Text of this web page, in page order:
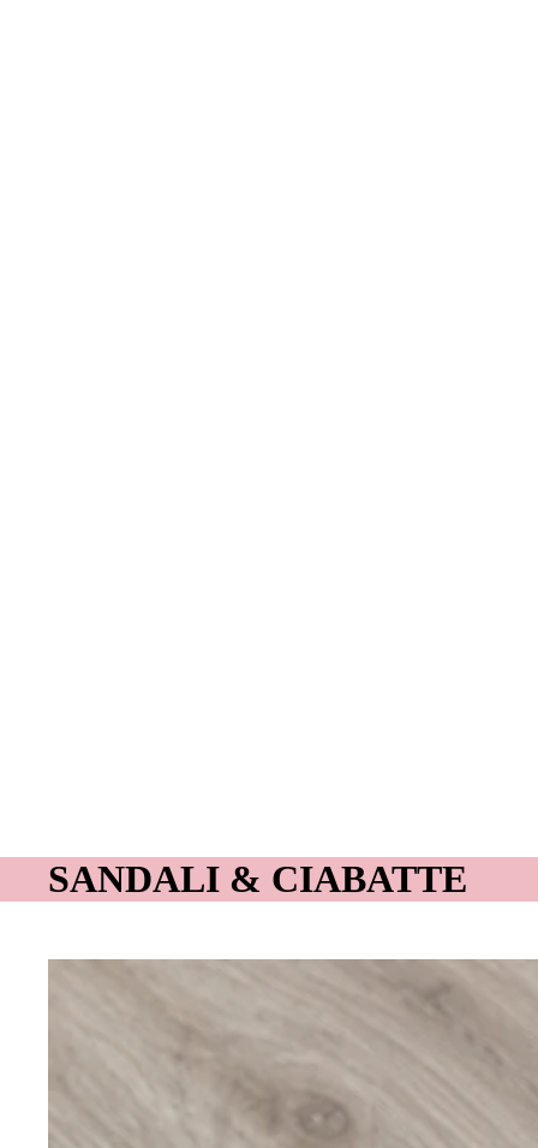
SANDALI & CIABATTE